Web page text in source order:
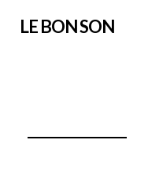
LE BON SON